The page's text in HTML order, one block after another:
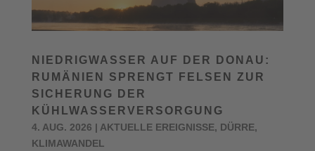
NIEDRIGWASSER AUF DER DONAU:
RUMÄNIEN SPRENGT FELSEN ZUR
SICHERUNG DER
KÜHLWASSERVERSORGUNG
4. AUG. 2026 | AKTUELLE EREIGNISSE, DÜRRE,
KLIMAWANDEL